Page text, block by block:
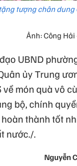
tượng chân dung
Ảnh: Công Hải
UBND
ủy Trung
món quà vô
bộ, chính
thành tốt
nước./.
Nguyễn